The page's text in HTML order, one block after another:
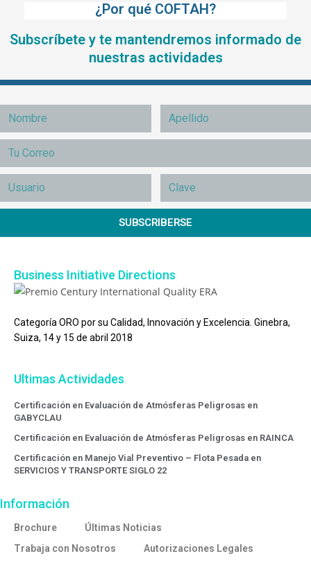
¿Por qué COFTAH?
Subscríbete y te mantendremos informado de
nuestras actividades
SUBSCRIBERSE
Business Initiative Directions
Categoría ORO por su Calidad, Innovación y Excelencia. Ginebra,
Suiza, 14 y 15 de abril 2018
Ultimas Actividades
Certificación en Evaluación de Atmósferas Peligrosas en
GABYCLAU
Certificación en Evaluación de Atmósferas Peligrosas en RAINCA
Certificación en Manejo Vial Preventivo – Flota Pesada en
SERVICIOS Y TRANSPORTE SIGLO 22
Información
Brochure
Últimas Noticias
Trabaja con Nosotros
Autorizaciones Legales